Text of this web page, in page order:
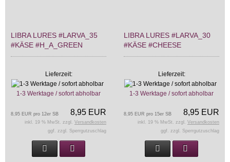
LIBRA LURES #LARVA_35
#KÄSE #H_A_GREEN
Lieferzeit:
1-3 Werktage / sofort abholbar
8,95 EUR
8,95 EUR pro 12er SB
inkl. 19 % MwSt. zzgl. Versandkosten
ggf. zzgl. Sperrgutzuschlag
LIBRA LURES #LARVA_30
#KÄSE #CHEESE
Lieferzeit:
1-3 Werktage / sofort abholbar
8,95 EUR
8,95 EUR pro 15er SB
inkl. 19 % MwSt. zzgl. Versandkosten
ggf. zzgl. Sperrgutzuschlag